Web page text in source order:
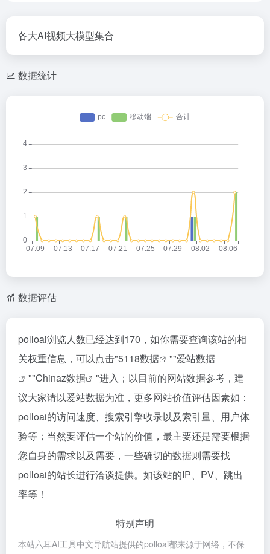
各大AI视频大模型集合
数据统计
数据评估
polloai浏览人数已经达到170，如你需要查询该站的相
关权重信息，可以点击"5118数据 ""爱站数据
""Chinaz数据
"进入；以目前的网站数据参考，建
议大家请以爱站数据为准，更多网站价值评估因素如：
polloai的访问速度、搜索引擎收录以及索引量、用户体
验等；当然要评估一个站的价值，最主要还是需要根据
您自身的需求以及需要，一些确切的数据则需要找
polloai的站长进行洽谈提供。如该站的IP、PV、跳出
率等！
特别声明
本站六耳AI工具中文导航站提供的polloai都来源于网络，不保